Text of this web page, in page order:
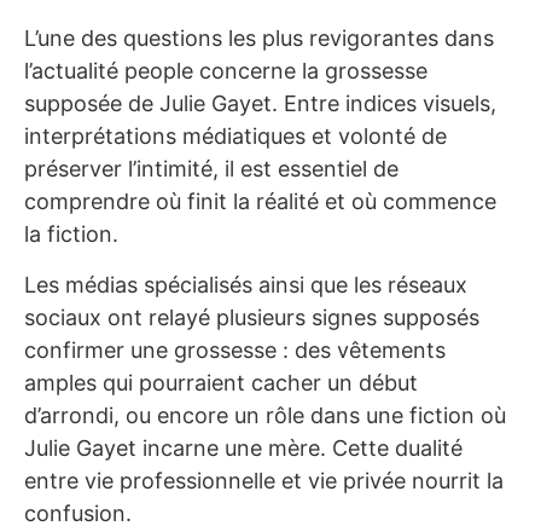
L’une des questions les plus revigorantes dans
l’actualité people concerne la grossesse
supposée de Julie Gayet. Entre indices visuels,
interprétations médiatiques et volonté de
préserver l’intimité, il est essentiel de
comprendre où finit la réalité et où commence
la fiction.
Les médias spécialisés ainsi que les réseaux
sociaux ont relayé plusieurs signes supposés
confirmer une grossesse : des vêtements
amples qui pourraient cacher un début
d’arrondi, ou encore un rôle dans une fiction où
Julie Gayet incarne une mère. Cette dualité
entre vie professionnelle et vie privée nourrit la
confusion.